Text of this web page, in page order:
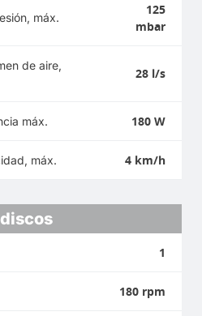
máx.
125
mbar
de aire,
28 l/s
máx. 180 W
máx. 4 km/h
1
180 rpm